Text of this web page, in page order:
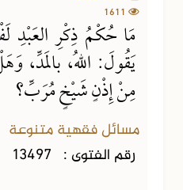
مَا حُكْمُ ذِكْرِ العَبْدِ
يَقُولَ: اللهُ، بالمَدِّ،
مِنْ إِذْنٍ شَيْخٍ مُرَبِّ؟
مسائل فقهية متنوعة
رقم الفتوى : 13497